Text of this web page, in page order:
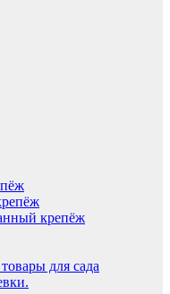
крепёж
для сада